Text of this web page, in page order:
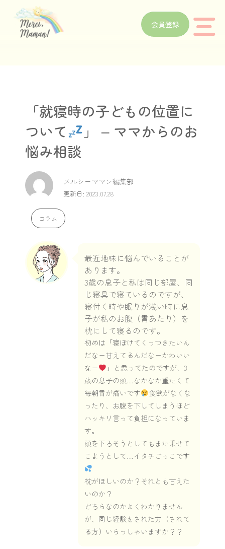
会員登録
「就寝時の子どもの位置に
ついて
」 – ママからのお
悩み相談
メルシーママン編集部
更新日: 2023.07.28
コラム
最近地味に悩んでいることが
あります。
3歳の息子と私は同じ部屋、同
じ寝具で寝ているのですが、
寝付く時や眠りが浅い時に息
子が私のお腹（胃あたり）を
枕にして寝るのです。
初めは「寝ぼけてくっつきたいん
だなー甘えてるんだなーかわいい
なー
」と思ってたのですが、3
歳の息子の頭…なかなか重たくて
毎朝胃が痛いです
食欲がなくな
ったり、お腹を下してしまうほど
ハッキリ言って負担になっていま
す。
頭を下ろそうとしてもまた乗せて
こようとして…イタチごっこです
枕がほしいのか？それとも甘えた
いのか？
どちらなのかよくわかりません
が、同じ経験をされた方（されて
る方）いらっしゃいますか？？